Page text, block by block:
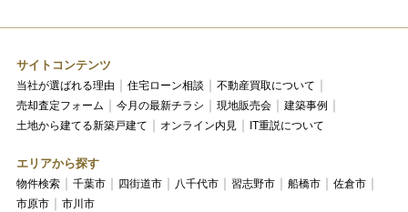
サイトコンテンツ
当社が選ばれる理由 住宅ローン相談
不動産買取について
売却査定フォーム
今月の最新チラシ 現地販売会
建築事例
土地から建てる新築戸建て
オンライン内見 IT重説について
エリアから探す
物件検索 千葉市 四街道市 八千代市 習志野市 船橋市
佐倉市
市原市
市川市